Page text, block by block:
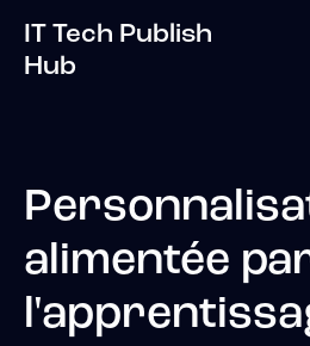
IT Tech Publish
Hub
alimentée